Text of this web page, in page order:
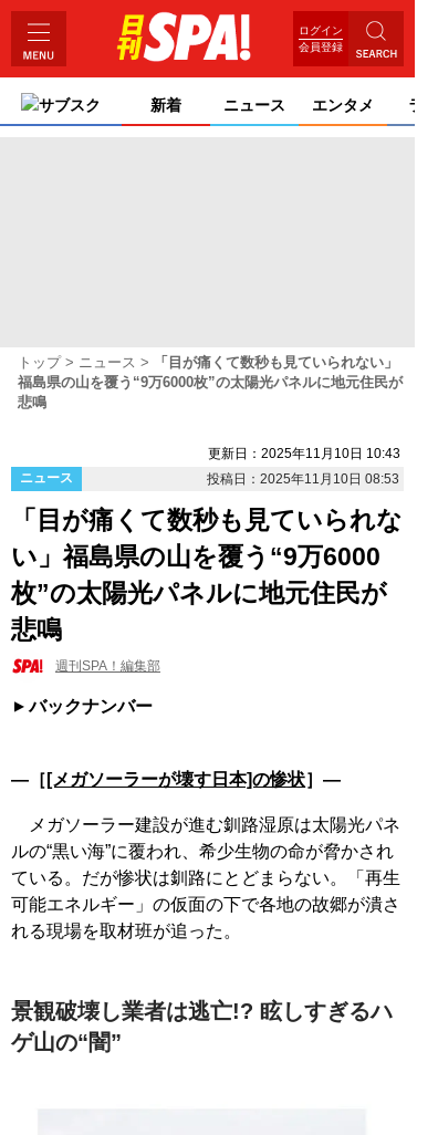
ログイン
会員登録
サブスク 新着 ニュース エンタメ ライ
トップ ニュース
「目が痛くて数秒も見ていられない」
福島県の山を覆う“9万6000枚”の太陽光パネルに地元住民が
悲鳴
更新日：2025年11月10日 10:43
ニュース
投稿日：2025年11月10日 08:53
「目が痛くて数秒も見ていられな
い」福島県の山を覆う“9万6000
枚”の太陽光パネルに地元住民が
悲鳴
週刊SPA！編集部
バックナンバー
―［ [メガソーラーが壊す日本]の惨状］―
メガソーラー建設が進む釧路湿原は太陽光パネ
ルの“黒い海”に覆われ、希少生物の命が脅かされ
ている。だが惨状は釧路にとどまらない。「再生
可能エネルギー」の仮面の下で各地の故郷が潰さ
れる現場を取材班が追った。
景観破壊し業者は逃亡!? 眩しすぎるハ
ゲ山の“闇”